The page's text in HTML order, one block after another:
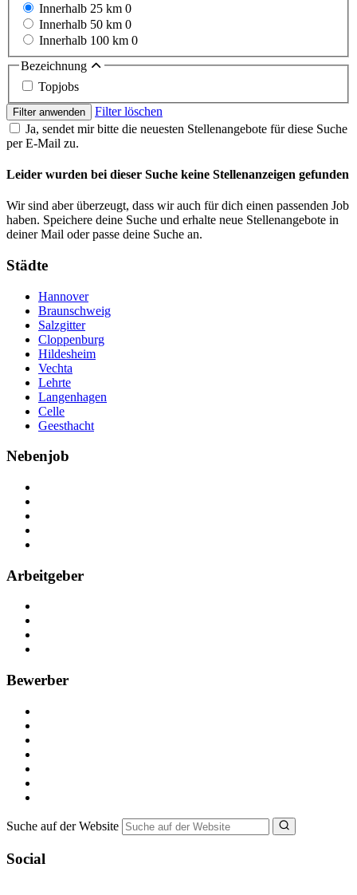
Innerhalb 25 km 0
Innerhalb 50 km 0
Innerhalb 100 km 0
Bezeichnung
Topjobs
Filter anwenden
Filter löschen
Ja, sendet mir bitte die neuesten Stellenangebote für diese Suche
per E-Mail zu.
Leider wurden bei dieser Suche keine Stellenanzeigen gefunden
Wir sind aber überzeugt, dass wir auch für dich einen passenden Job
haben. Speichere deine Suche und erhalte neue Stellenangebote in
deiner Mail oder passe deine Suche an.
Städte
Hannover
Braunschweig
Salzgitter
Cloppenburg
Hildesheim
Vechta
Lehrte
Langenhagen
Celle
Geesthacht
Nebenjob
Arbeitgeber
Bewerber
Suche auf der Website
Social